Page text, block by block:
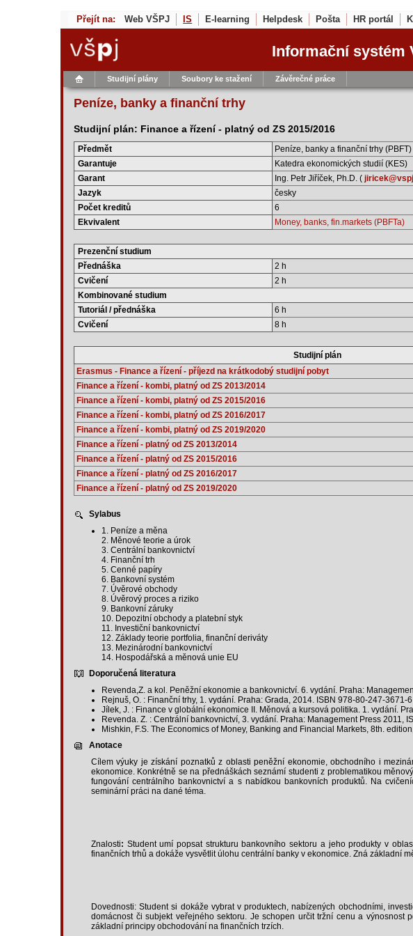
Přejít na: Web VŠPJ IS E-learning Helpdesk Pošta HR portál
Informační systém
Studijní plány Soubory ke stažení Závěrečné práce
Peníze, banky a finanční trhy
Studijní plán: Finance a řízení - platný od ZS 2015/2016
Předmět
Peníze, banky a finanční trhy (PBFT)
Garantuje
Katedra ekonomických studií (KES)
Garant
Ing. Petr Jiříček, Ph.D. (
Jazyk
česky
Počet kreditů
6
Ekvivalent
Money, banks, fin.markets (PBFTa)
Prezenční studium
Přednáška
2 h
Cvičení
2 h
Kombinované studium
Tutoriál / přednáška
6 h
Cvičení
8 h
Studijní plán
Erasmus - Finance a řízení - příjezd na krátkodobý studijní pobyt
Finance a řízení - kombi, platný od ZS 2013/2014
Finance a řízení - kombi, platný od ZS 2015/2016
Finance a řízení - kombi, platný od ZS 2016/2017
Finance a řízení - kombi, platný od ZS 2019/2020
Finance a řízení - platný od ZS 2013/2014
Finance a řízení - platný od ZS 2015/2016
Finance a řízení - platný od ZS 2016/2017
Finance a řízení - platný od ZS 2019/2020
Sylabus
1. Peníze a měna
2. Měnové teorie a úrok
3. Centrální bankovnictví
4. Finanční trh
5. Cenné papíry
6. Bankovní systém
7. Úvěrové obchody
8. Úvěrový proces a riziko
9. Bankovní záruky
10. Depozitní obchody a platební styk
11. Investiční bankovnictví
12. Základy teorie portfolia, finanční deriváty
13. Mezinárodní bankovnictví
14. Hospodářská a měnová unie EU
Doporučená literatura
Revenda,Z. a kol. Peněžní ekonomie a bankovnictví. 6. vydání. Praha:
Rejnuš, O. : Finanční trhy, 1. vydání. Praha: Grada, 2014. ISBN 978-80-247-3671-6
Jílek, J. : Finance v globální ekonomice II. Měnová a kursová politika. 1. vydání.
Revenda. Z. : Centrální bankovnictví, 3. vydání. Praha: Management Press 2011,
Mishkin, F.S. The Economics of Money, Banking and Financial Markets, 8th.
Anotace
Cílem výuky je získání poznatků z oblasti peněžní ekonomie, obchodního i
ekonomice. Konkrétně se na přednáškách seznámí studenti z problematikou
fungování centrálního bankovnictví a s nabídkou bankovních produktů. Na
seminární práci na dané téma.
Znalosti: Student umí popsat strukturu bankovního sektoru a jeho produkty v
finančních trhů a dokáže vysvětlit úlohu centrální banky v ekonomice. Zná základní
Dovednosti: Student si dokáže vybrat v produktech, nabízených obchodními,
domácnost či subjekt veřejného sektoru. Je schopen určit tržní cenu a
základní principy obchodování na finančních trzích.